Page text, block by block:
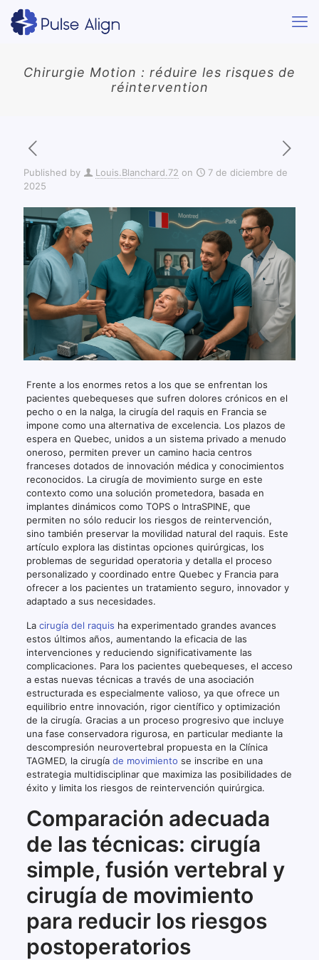
Chirurgie Motion : réduire les risques de
réintervention
Published by Louis.Blanchard.72 on
7 de diciembre de
2025
Frente a los enormes retos a los que se enfrentan los
pacientes quebequeses que sufren dolores crónicos en el
pecho o en la nalga, la cirugía del raquis en Francia se
impone como una alternativa de excelencia. Los plazos de
espera en Quebec, unidos a un sistema privado a menudo
oneroso, permiten prever un camino hacia centros
franceses dotados de innovación médica y conocimientos
reconocidos. La cirugía de movimiento surge en este
contexto como una solución prometedora, basada en
implantes dinámicos como TOPS o IntraSPINE, que
permiten no sólo reducir los riesgos de reintervención,
sino también preservar la movilidad natural del raquis. Este
artículo explora las distintas opciones quirúrgicas, los
problemas de seguridad operatoria y detalla el proceso
personalizado y coordinado entre Quebec y Francia para
ofrecer a los pacientes un tratamiento seguro, innovador y
adaptado a sus necesidades.
La cirugía del raquis ha experimentado grandes avances
estos últimos años, aumentando la eficacia de las
intervenciones y reduciendo significativamente las
complicaciones. Para los pacientes quebequeses, el acceso
a estas nuevas técnicas a través de una asociación
estructurada es especialmente valioso, ya que ofrece un
equilibrio entre innovación, rigor científico y optimización
de la cirugía. Gracias a un proceso progresivo que incluye
una fase conservadora rigurosa, en particular mediante la
descompresión neurovertebral propuesta en la Clínica
TAGMED, la cirugía de movimiento se inscribe en una
estrategia multidisciplinar que maximiza las posibilidades de
éxito y limita los riesgos de reintervención quirúrgica.
Comparación adecuada
de las técnicas: cirugía
simple, fusión vertebral y
cirugía de movimiento
para reducir los riesgos
postoperatorios